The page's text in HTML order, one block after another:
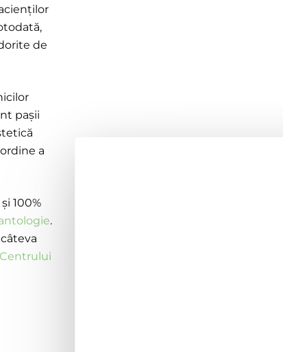
de
pașii
a
100%
.
Centrului